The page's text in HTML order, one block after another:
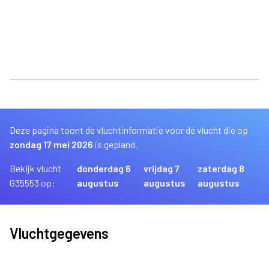
Deze pagina toont de vluchtinformatie voor de vlucht die op
zondag 17 mei 2026 is gepland.
Bekijk vlucht
G35553 op:
donderdag 6
augustus
vrijdag 7
augustus
zaterdag 8
augustus
Vluchtgegevens